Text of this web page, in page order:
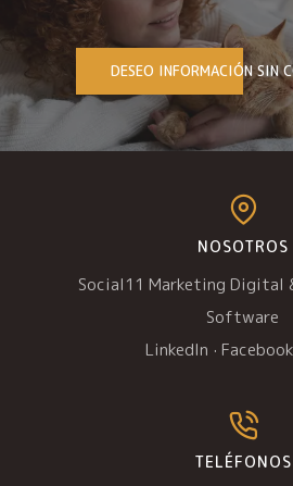
DESEO INFORMACIÓN SIN
NOSOTROS
Social11 Marketing Digital
Software
LinkedIn · Facebook
TELÉFONOS